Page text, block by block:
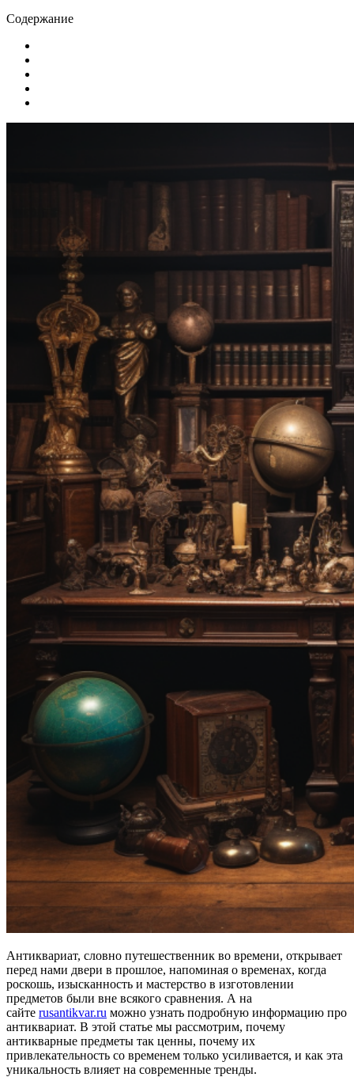
Содержание
Антиквариат, словно путешественник во времени, открывает
перед нами двери в прошлое, напоминая о временах, когда
роскошь, изысканность и мастерство в изготовлении
предметов были вне всякого сравнения. А на
сайте rusantikvar.ru можно узнать подробную информацию про
антиквариат. В этой статье мы рассмотрим, почему
антикварные предметы так ценны, почему их
привлекательность со временем только усиливается, и как эта
уникальность влияет на современные тренды.